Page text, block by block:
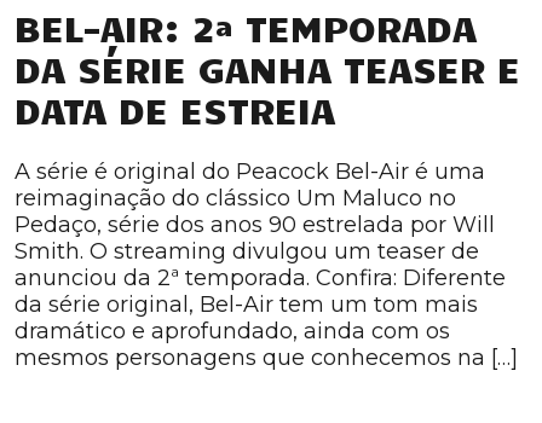
BEL-AIR: 2ª TEMPORADA
DA SÉRIE GANHA TEASER E
DATA DE ESTREIA
A série é original do Peacock Bel-Air é uma
reimaginação do clássico Um Maluco no
Pedaço, série dos anos 90 estrelada por Will
Smith. O streaming divulgou um teaser de
anunciou da 2ª temporada. Confira: Diferente
da série original, Bel-Air tem um tom mais
dramático e aprofundado, ainda com os
mesmos personagens que conhecemos na […]